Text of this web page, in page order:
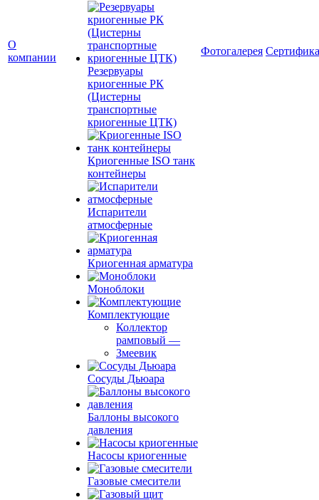
О
компании
Резервуары
криогенные РК
(Цистерны
транспортные
криогенные ЦТК)
Криогенные ISO танк
контейнеры
Испарители
атмосферные
Криогенная арматура
Моноблоки
Комплектующие
Коллектор
рамповый —
Змеевик
Сосуды Дьюара
Баллоны высокого
давления
Насосы криогенные
Газовые смесители
Фотогалерея